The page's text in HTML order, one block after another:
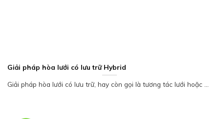
Giải pháp hòa lưới có lưu trữ Hybrid
Giải pháp hòa lưới có lưu trữ, hay còn gọi là tương tác lưới hoặc ...